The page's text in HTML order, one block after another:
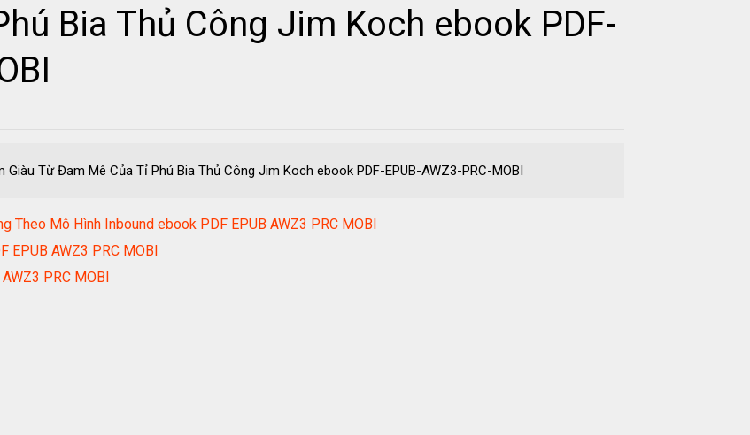
Bia Thủ Công Jim Koch ebook PDF-
Từ Đam Mê Của Tỉ Phú Bia Thủ Công Jim Koch ebook PDF-EPUB-AWZ3-PRC-MOBI
Theo Mô Hình Inbound ebook PDF EPUB AWZ3 PRC MOBI
EPUB AWZ3 PRC MOBI
PRC MOBI